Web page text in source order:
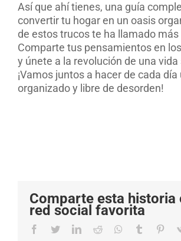
Así que ahí tienes, una guía
convertir tu hogar en un oasis
de estos trucos te ha llamado
Comparte tus pensamientos en
y únete a la revolución de una vida
¡Vamos juntos a hacer de cada
organizado y libre de desorden!
Comparte esta historia
red social favorita
Facebook
TwitterLinkedIn
Reddit Whatsapp
Tumblr